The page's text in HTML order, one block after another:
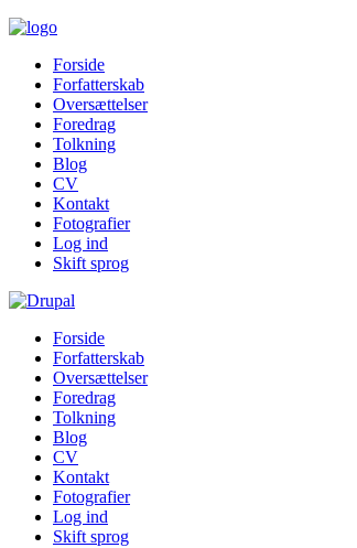
Forside
Forfatterskab
Oversættelser
Foredrag
Tolkning
Blog
CV
Kontakt
Fotografier
Log ind
Skift sprog
Forside
Forfatterskab
Oversættelser
Foredrag
Tolkning
Blog
CV
Kontakt
Fotografier
Log ind
Skift sprog